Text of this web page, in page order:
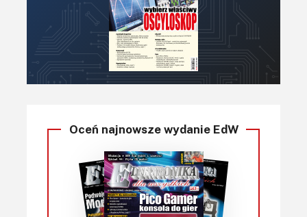
Oceń najnowsze wydanie EdW